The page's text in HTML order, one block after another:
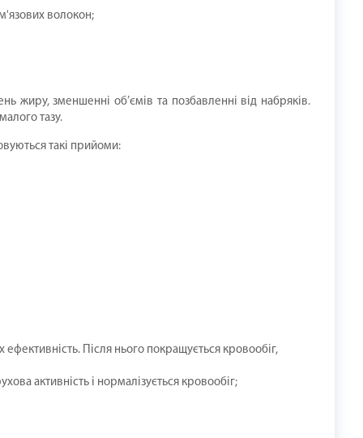
волокон;
жиру, зменшенні об’ємів та позбавленні від набряків.
тазу.
такі прийоми:
Після нього покращується кровообіг,
активність і нормалізується кровообіг;